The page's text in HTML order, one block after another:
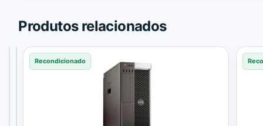
Produtos relacionados
Recondicionado
Recondicionado
Recondicionado